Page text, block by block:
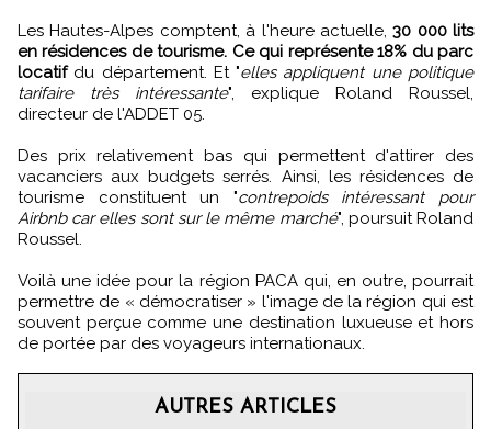
Les Hautes-Alpes comptent, à l'heure actuelle,30 000 lits
en résidences de tourisme. Ce qui représente 18% du parc
locatifdu département. Et "elles appliquent une politique
tarifaire très intéressante", explique Roland Roussel,
directeur de l'ADDET 05.
Des prix relativement bas qui permettent d'attirer des
vacanciers aux budgets serrés. Ainsi, les résidences de
tourisme constituent un "contrepoids intéressant pour
Airbnb car elles sont sur le même marché", poursuit Roland
Roussel.
Voilà une idée pour la région PACA qui, en outre, pourrait
permettre de « démocratiser » l'image de la région qui est
souvent perçue comme une destination luxueuse et hors
de portée par des voyageurs internationaux.
AUTRES ARTICLES